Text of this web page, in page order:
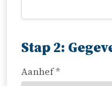
Stap 2:
Aanhef *